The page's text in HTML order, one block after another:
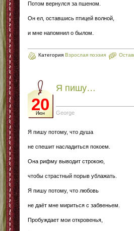
Потом вернулся за пшеном.
Он ел, оставшись птицей волной,
и мне напомнил о былом.
Категория Взрослая поэзия
20
Июн
Я пишу…
George
Я пишу потому, что душа
не спешит насладиться покоем.
Она рифму выводит строкою,
чтобы страстный порыв ублажать.
Я пишу потому, что любовь
не даёт мне мириться с забвеньем.
Пробуждает мои откровенья,